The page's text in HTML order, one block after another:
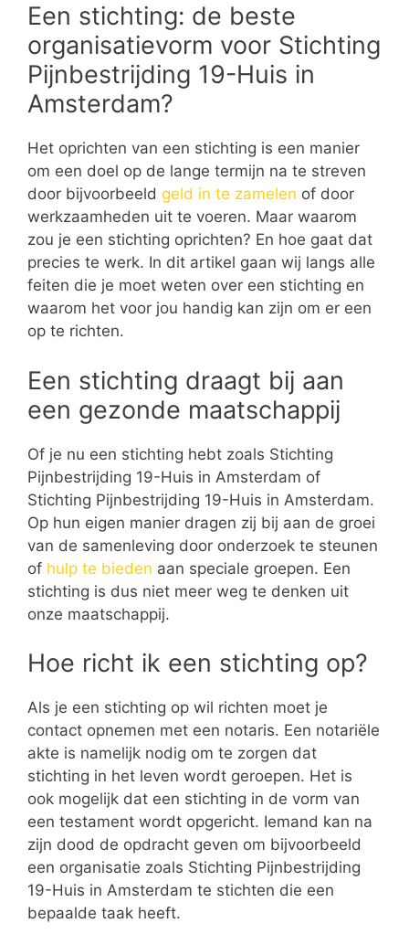
Een stichting: de beste
organisatievorm voor Stichting
Pijnbestrijding 19-Huis in
Amsterdam?
Het oprichten van een stichting is een manier
om een doel op de lange termijn na te streven
door bijvoorbeeld geld in te zamelen of door
werkzaamheden uit te voeren. Maar waarom
zou je een stichting oprichten? En hoe gaat dat
precies te werk. In dit artikel gaan wij langs alle
feiten die je moet weten over een stichting en
waarom het voor jou handig kan zijn om er een
op te richten.
Een stichting draagt bij aan
een gezonde maatschappij
Of je nu een stichting hebt zoals Stichting
Pijnbestrijding 19-Huis in Amsterdam of
Stichting Pijnbestrijding 19-Huis in Amsterdam.
Op hun eigen manier dragen zij bij aan de groei
van de samenleving door onderzoek te steunen
of hulp te bieden aan speciale groepen. Een
stichting is dus niet meer weg te denken uit
onze maatschappij.
Hoe richt ik een stichting op?
Als je een stichting op wil richten moet je
contact opnemen met een notaris. Een notariële
akte is namelijk nodig om te zorgen dat
stichting in het leven wordt geroepen. Het is
ook mogelijk dat een stichting in de vorm van
een testament wordt opgericht. Iemand kan na
zijn dood de opdracht geven om bijvoorbeeld
een organisatie zoals Stichting Pijnbestrijding
19-Huis in Amsterdam te stichten die een
bepaalde taak heeft.